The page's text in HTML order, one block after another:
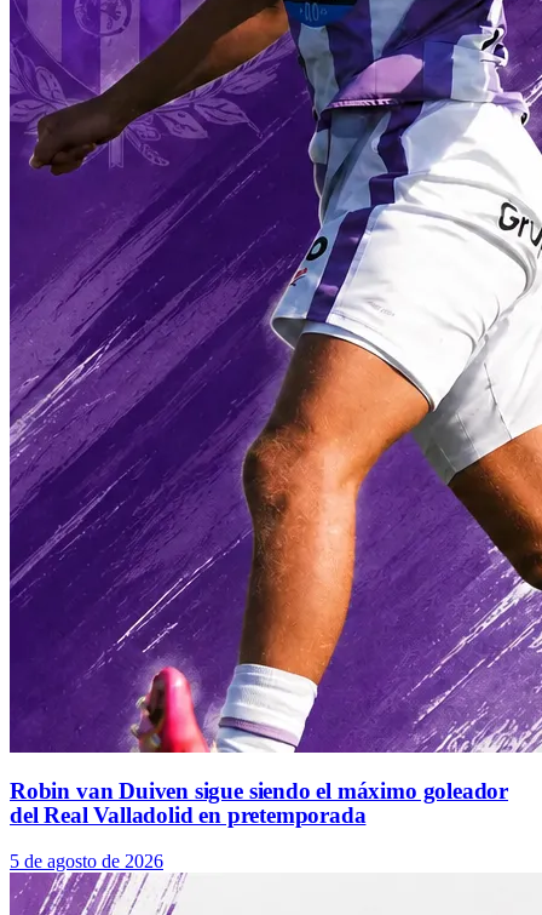
Robin van Duiven sigue siendo el máximo goleador
del Real Valladolid en pretemporada
5 de agosto de 2026